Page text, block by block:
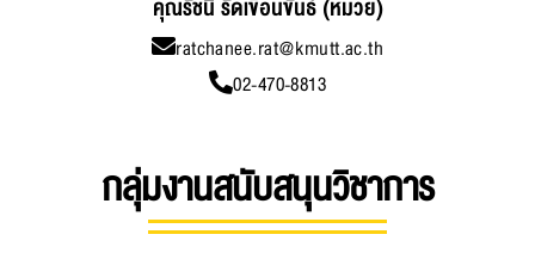
คุณรัชนี รัดเขื่อนขันธ์ (หมวย)
ratchanee.rat@kmutt.ac.th
02-470-8813
กลุ่มงานสนับสนุนวิชาการ